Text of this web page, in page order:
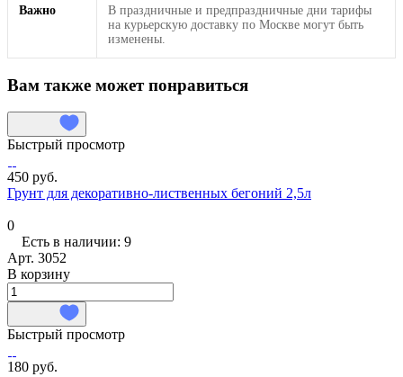
Важно
В праздничные и предпраздничные дни тарифы
на курьерскую доставку по Москве могут быть
изменены.
Вам также может понравиться
Быстрый просмотр
450 руб.
Грунт для декоративно-лиственных бегоний 2,5л
0
Есть в наличии: 9
Арт. 3052
В корзину
Быстрый просмотр
180 руб.